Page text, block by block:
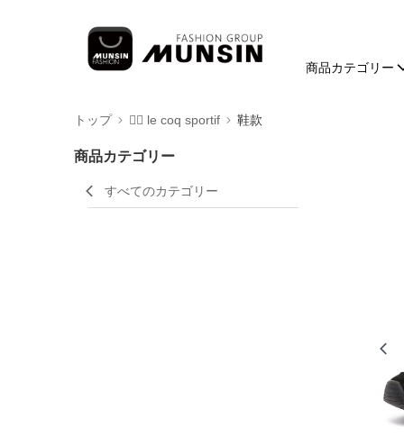
商品カテゴリー
トップ 🚴‍♂️ le coq sportif 鞋款
商品カテゴリー
すべてのカテゴリー